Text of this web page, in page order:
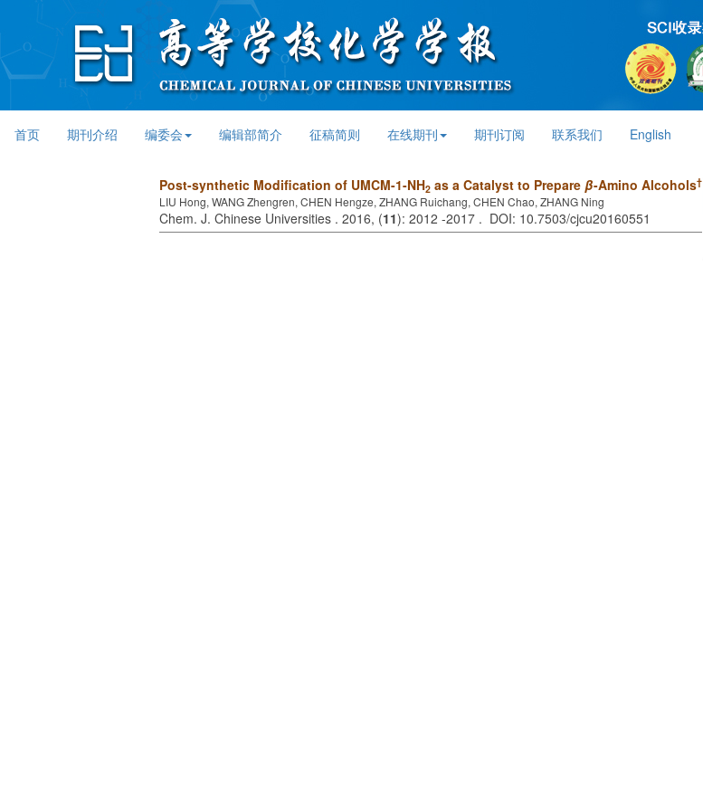
首页 期刊介绍 编委会 编辑部简介 征稿简则 在线期刊 期刊订阅 联系我们 English
Post-synthetic Modification of UMCM-1-NH2 as a Catalyst to Prepare β-Amino Alcohols†
LIU Hong, WANG Zhengren, CHEN Hengze, ZHANG Ruichang, CHEN Chao, ZHANG Ning
Chem. J. Chinese Universities . 2016, (11): 2012 -2017 . DOI: 10.7503/cjcu20160551